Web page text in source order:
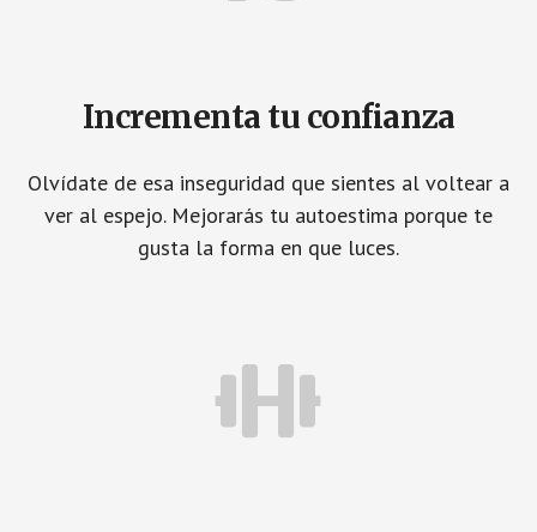
Incrementa tu confianza
Olvídate de esa inseguridad que sientes al voltear a
ver al espejo. Mejorarás tu autoestima porque te
gusta la forma en que luces.